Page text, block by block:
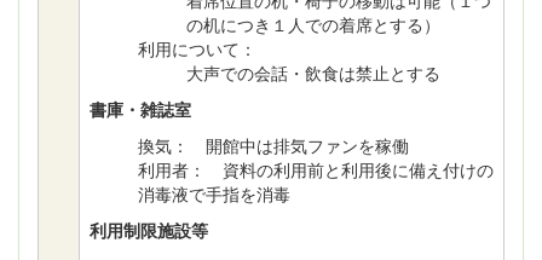
の机につき１人での着席とする）
利用について：
大声での会話・飲食は禁止とする
書庫・雑誌室
換気： 開館中は排気ファンを稼働
利用者： 資料の利用前と利用後に備え付けの
消毒液で手指を消毒
利用制限施設等